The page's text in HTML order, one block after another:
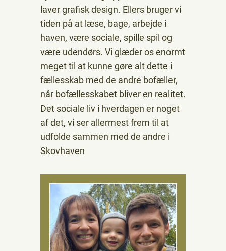
laver grafisk design. Ellers bruger vi
tiden på at læse, bage, arbejde i
haven, være sociale, spille spil og
være udendørs. Vi glæder os enormt
meget til at kunne gøre alt dette i
fællesskab med de andre bofæller,
når bofællesskabet bliver en realitet.
Det sociale liv i hverdagen er noget
af det, vi ser allermest frem til at
udfolde sammen med de andre i
Skovhaven